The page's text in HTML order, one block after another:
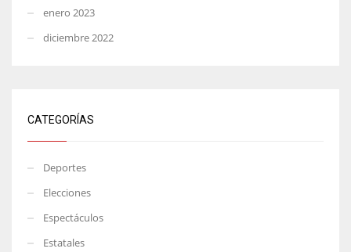
enero 2023
diciembre 2022
CATEGORÍAS
Deportes
Elecciones
Espectáculos
Estatales